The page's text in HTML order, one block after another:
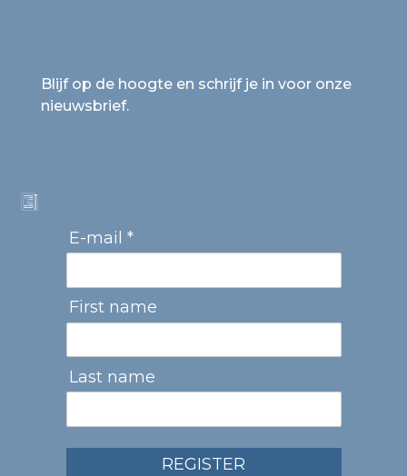
Blijf op de hoogte en schrijf je in voor onze
nieuwsbrief.
E-mail *
First name
Last name
REGISTER